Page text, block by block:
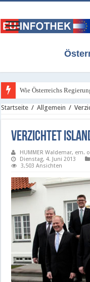
Wie Österreichs
Startseite / Allgemein /
Verzichtet
HUMMER Waldemar, em.
Dienstag, 4. Juni 2013
3,503 Ansichten